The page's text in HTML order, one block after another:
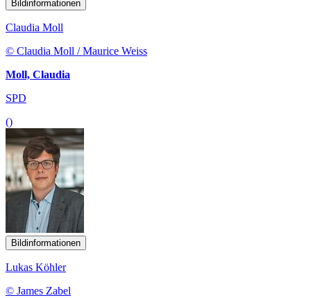
Bildinformationen
Claudia Moll
© Claudia Moll / Maurice Weiss
Moll, Claudia
SPD
()
Bildinformationen
Lukas Köhler
© James Zabel